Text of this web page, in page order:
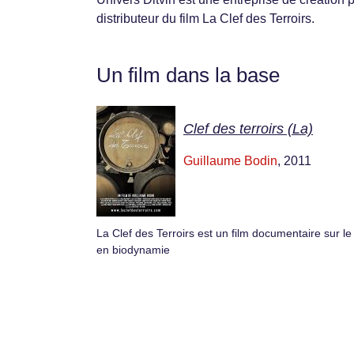
distributeur du film La Clef des Terroirs.
Un film dans la base
Clef des terroirs (La)
Guillaume Bodin, 2011
La Clef des Terroirs est un film documentaire sur le
en biodynamie